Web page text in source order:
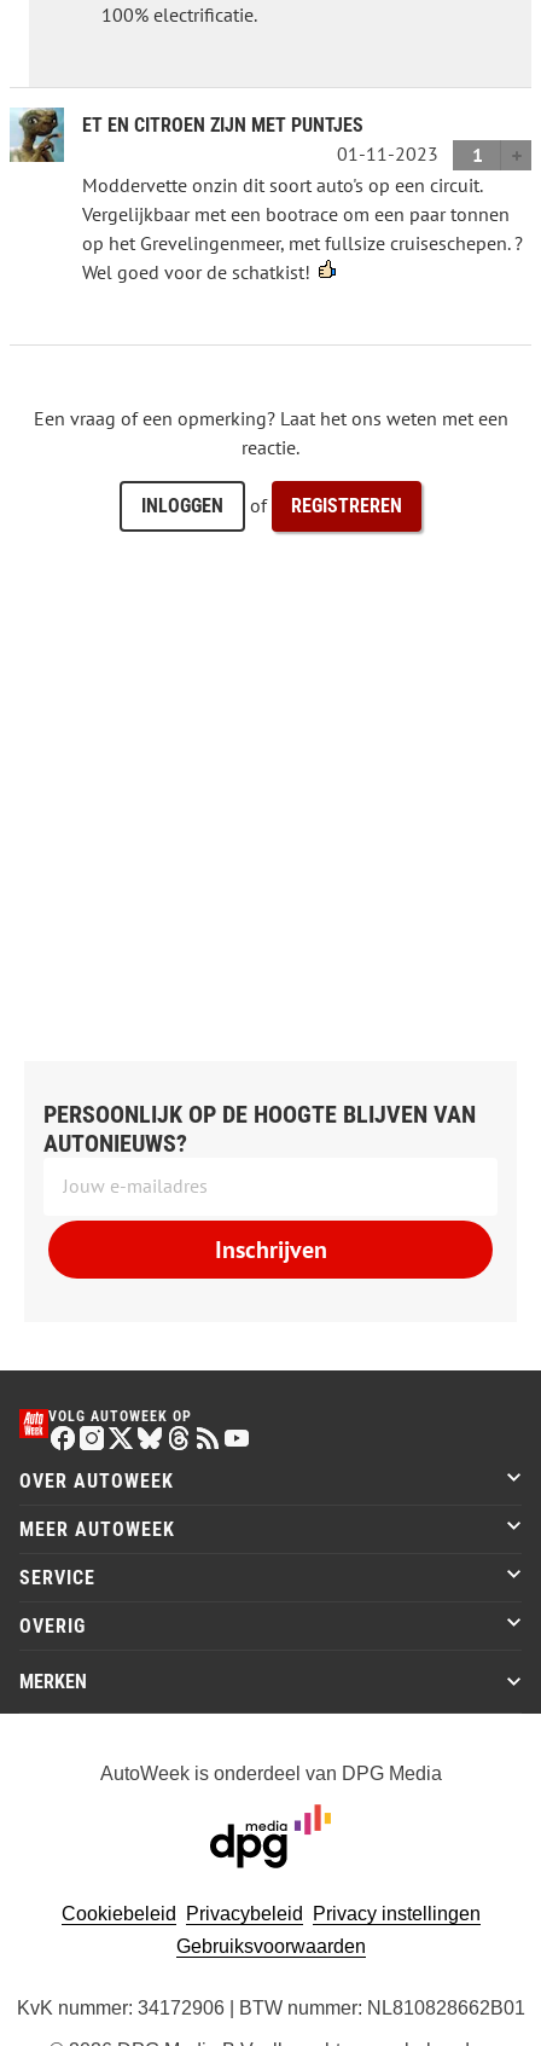
100% electrificatie.
ET EN CITROEN ZIJN MET PUNTJES
01-11-2023
1
Moddervette onzin dit soort auto's op een circuit.
Vergelijkbaar met een bootrace om een paar tonnen
op het Grevelingenmeer, met fullsize cruiseschepen. ?
Wel goed voor de schatkist!
Een vraag of een opmerking? Laat het ons weten met een
reactie.
INLOGGEN of REGISTREREN
PERSOONLIJK OP DE HOOGTE BLIJVEN VAN
AUTONIEUWS?
Inschrijven
VOLG AUTOWEEK OP
OVER AUTOWEEK
MEER AUTOWEEK
SERVICE
OVERIG
MERKEN
AutoWeek is onderdeel van DPG Media
Cookiebeleid Privacybeleid
Privacy instellingen
Gebruiksvoorwaarden
KvK nummer: 34172906 | BTW nummer: NL810828662B01